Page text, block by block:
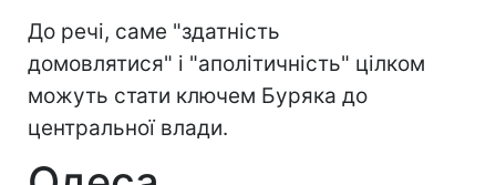
До речі, саме "здатність
домовлятися" і "аполітичність" цілком
можуть стати ключем Буряка до
центральної влади.